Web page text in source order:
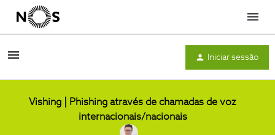
Menu
Iniciar sessão
Vishing | Phishing através de chamadas de voz
internacionais/nacionais